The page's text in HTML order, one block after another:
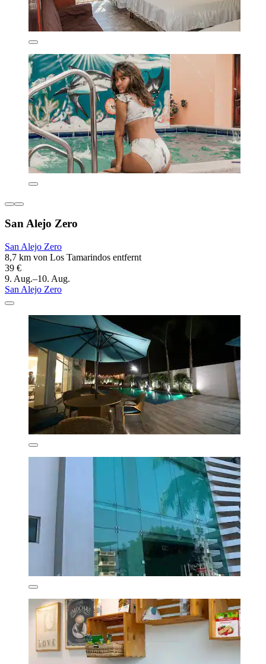
San Alejo Zero
San Alejo Zero
8,7 km von Los Tamarindos entfernt
39 €
9. Aug.–10. Aug.
San Alejo Zero